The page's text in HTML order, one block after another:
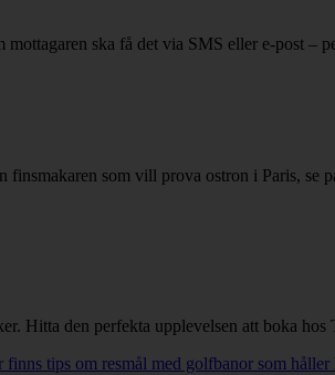
ska få det via SMS eller e-post –
som vill prova ostron i Paris,
Hitta den perfekta upplevelsen att boka
tips om resmål med golfbanor som håller